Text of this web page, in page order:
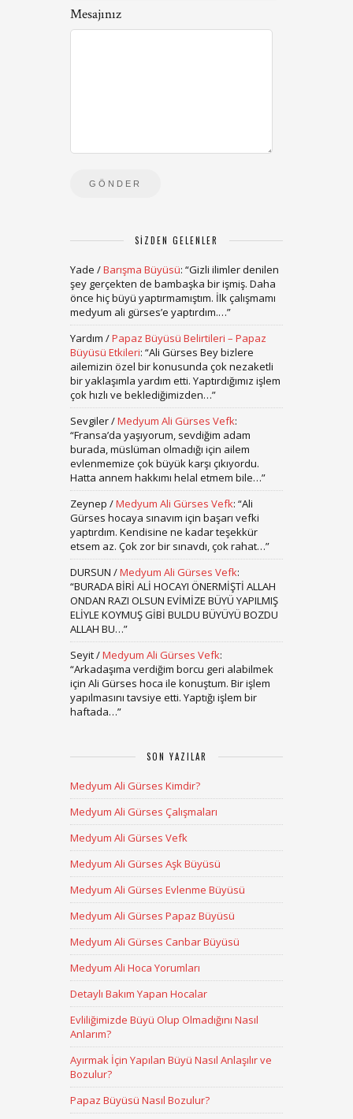
Mesajınız
SIZDEN GELENLER
Yade /Barışma Büyüsü: “Gizli ilimler denilen
şey gerçekten de bambaşka bir işmiş. Daha
önce hiç büyü yaptırmamıştım. İlk çalışmamı
medyum ali gürses’e yaptırdım.…”
Yardım /Papaz Büyüsü Belirtileri – Papaz
Büyüsü Etkileri: “Ali Gürses Bey bizlere
ailemizin özel bir konusunda çok nezaketli
bir yaklaşımla yardım etti. Yaptırdığımız işlem
çok hızlı ve beklediğimizden…”
Sevgiler/Medyum Ali Gürses Vefk:
“Fransa’da yaşıyorum, sevdiğim adam
burada, müslüman olmadığı için ailem
evlenmemize çok büyük karşı çıkıyordu.
Hatta annem hakkımı helal etmem bile…”
Zeynep /Medyum Ali Gürses Vefk: “Ali
Gürses hocaya sınavım için başarı vefki
yaptırdım. Kendisine ne kadar teşekkür
etsem az. Çok zor bir sınavdı, çok rahat…”
DURSUN /Medyum Ali Gürses Vefk:
“BURADA BİRİ ALİ HOCAYI ÖNERMİŞTİ ALLAH
ONDAN RAZI OLSUN EVİMİZE BÜYÜ YAPILMIŞ
ELİYLE KOYMUŞ GİBİ BULDU BÜYÜYÜ BOZDU
ALLAH BU…”
Seyit/Medyum Ali Gürses Vefk:
“Arkadaşıma verdiğim borcu geri alabilmek
için Ali Gürses hoca ile konuştum. Bir işlem
yapılmasını tavsiye etti. Yaptığı işlem bir
haftada…”
SON YAZILAR
Medyum Ali Gürses Kimdir?
Medyum Ali Gürses Çalışmaları
Medyum Ali Gürses Vefk
Medyum Ali Gürses Aşk Büyüsü
Medyum Ali Gürses Evlenme Büyüsü
Medyum Ali Gürses Papaz Büyüsü
Medyum Ali Gürses Canbar Büyüsü
Medyum Ali Hoca Yorumları
Detaylı Bakım Yapan Hocalar
Evliliğimizde Büyü Olup Olmadığını Nasıl
Anlarım?
Ayırmak İçin Yapılan Büyü Nasıl Anlaşılır ve
Bozulur?
Papaz Büyüsü Nasıl Bozulur?